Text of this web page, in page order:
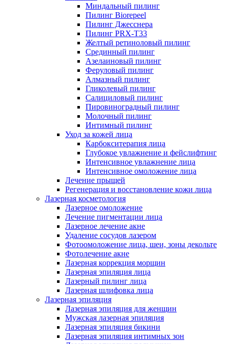
Миндальный пилинг
Пилинг Biorepeel
Пилинг Джесснера
Пилинг PRX-T33
Желтый ретиноловый пилинг
Срединный пилинг
Азелаиновый пилинг
Феруловый пилинг
Алмазный пилинг
Гликолевый пилинг
Салициловый пилинг
Пировиноградный пилинг
Молочный пилинг
Интимный пилинг
Уход за кожей лица
Карбокситерапия лица
Глубокое увлажнение и фейслифтинг
Интенсивное увлажнение лица
Интенсивное омоложение лица
Лечение прыщей
Регенерация и восстановление кожи лица
Лазерная косметология
Лазерное омоложение
Лечение пигментации лица
Лазерное лечение акне
Удаление сосудов лазером
Фотоомоложение лица, шеи, зоны декольте
Фотолечение акне
Лазерная коррекция морщин
Лазерная эпиляция лица
Лазерный пилинг лица
Лазерная шлифовка лица
Лазерная эпиляция
Лазерная эпиляция для женщин
Мужская лазерная эпиляция
Лазерная эпиляция бикини
Лазерная эпиляция интимных зон